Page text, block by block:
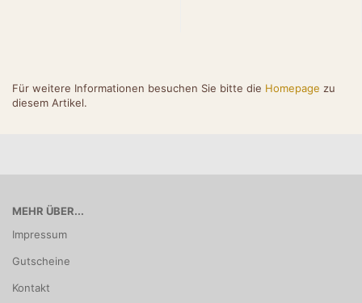
Für weitere Informationen besuchen Sie bitte die Homepage zu
diesem Artikel.
MEHR ÜBER...
Impressum
Gutscheine
Kontakt